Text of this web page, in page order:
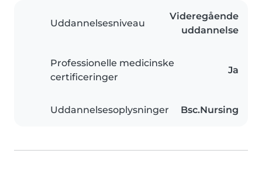
Uddannelsesniveau
Videregående
uddannelse
Professionelle medicinske
certificeringer
Ja
Uddannelsesoplysninger Bsc.Nursing